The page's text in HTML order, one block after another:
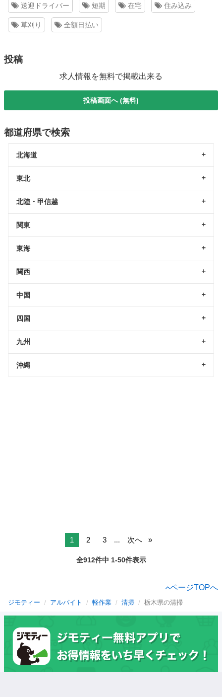
送迎ドライバー 短期 在宅 住み込み
草刈り 全額日払い
投稿
求人情報を無料で掲載出来る
投稿画面へ (無料)
都道府県で検索
北海道
東北
北陸・甲信越
関東
東海
関西
中国
四国
九州
沖縄
1 2 3 ... 次へ
全912件中 1-50件表示
ページTOPへ
ジモティー アルバイト 軽作業 清掃 栃木県の清掃